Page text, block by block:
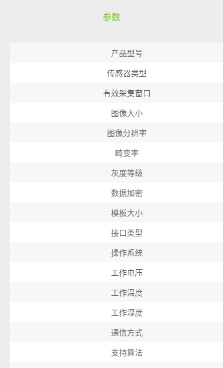
参数
产品型号
传感器类型
有效采集窗口
图像大小
图像分辨率
畸变率
灰度等级
数据加密
模板大小
接口类型
操作系统
工作电压
工作温度
工作湿度
通信方式
支持算法